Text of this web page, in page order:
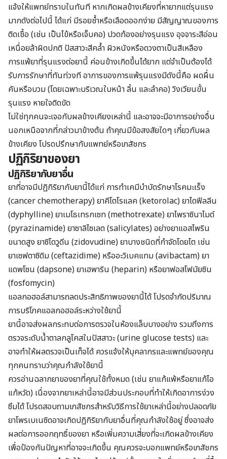
แจ้งให้แพทย์ทราบในทันที หากเกิดผลข้างเคียงที่หายากแต่รุนแรง
มากดังต่อไปนี้ ได้แก่ มีรอยช้ำหรือเลือดออกง่าย มีสัญญาณของการ
ติดเชื้อ (เช่น เป็นไข้หรือเจ็บคอ) ปวดท้องอย่างรุนแรง อุจจาระสีอ่อน
เหนื่อยล้าผิดปกติ ปัสสาวะสีคล้ำ ผิวหนังหรือดวงตาเป็นสีเหลือง
การแพ้ยาที่รุนแรงต่อยานี้ ค่อนข้างเกิดขึ้นได้ยาก แต่จำเป็นต้องได้
รับการรักษาที่ทันท่วงที อาการของการแพ้รุนแรงมีดังนี้คือ ผดผื่น
คันหรือบวม (โดยเฉพาะบริเวณใบหน้า ลิ้น และลำคอ) วิงเวียนขั้น
รุนแรง หายใจติดขัด
ไม่ใช่ทุกคนจะเจอกับผลข้างเคียงเหล่านี้ และอาจจะมีอาการอย่างอื่น
นอกเหนือจากที่กล่าวมาข้างต้น ถ้าคุณมีข้อสงสัยใดๆ เกี่ยวกับผล
ข้างเคียง โปรดปรึกษากับแพทย์หรือเภสัชกร
ปฏิกิริยาของยา
ปฏิกิริยากับยาอื่น
ยาที่อาจมีปฏิกิริยากับยานี้ได้แก่ การทำเคมีบำบัดรักษาโรคมะเร็ง
(cancer chemotherapy) ยาคีโตโรแลค (ketorolac) ยาไดฟีลลีน
(dyphylline) ยาเมโธเทรกเซท (methotrexate) ยาไพราซินาไมด์
(pyrazinamide) ยาซาลิไซเลต (salicylates) อย่างยาแอสไพริน
ขนาดสูง ยาซิโดวูดีน (zidovudine) ยาบางชนิดที่กำจัดโดยไต เช่น
ยาเซฟตาซิดิม (ceftazidime) หรืออะวิเบคแทม (avibactam) ยา
แดพโซน (dapsone) ยาเฮพาริน (heparin) หรือยาฟอสโฟมัยซิน
(fosfomycin)
แอลกอฮอล์สามารถลดประสิทธิภาพของยานี้ได้ โปรดจำกัดปริมาณ
การบริโภคแอลกอฮอล์ระหว่างใช้ยานี้
ยานี้อาจส่งผลกระทบต่อการตรวจในห้องแล็บบางอย่าง รวมถึงการ
ตรวจระดับน้ำตาลกลูโคสในปัสสาวะ (urine glucose tests) และ
อาจทำให้ผลตรวจเป็นเท็จได้ ควรแจ้งให้บุคลากรและแพทย์ของคุณ
ทุกคนทราบว่าคุณกำลังใช้ยานี้
ควรอ่านฉลากยาของยาที่คุณใช้ทั้งหมด (เช่น ยาแก้แพ้หรือยาแก้ไอ
แก้หวัด) เนื่องจากยาเหล่านี้อาจมีส่วนประกอบที่ทำให้เกิดอาการง่วง
ซึมได้ โปรดสอบถามเภสัชกรสำหรับวิธีการใช้ยาเหล่านี้อย่างปลอดภัย
ยาโพรเบเนซิดอาจเกิดปฏิกิริยากับยาอื่นที่คุณกำลังใช้อยู่ ซึ่งอาจส่ง
ผลต่อการออกฤทธิ์ของยา หรือเพิ่มความเสี่ยงที่จะเกิดผลข้างเคียง
เพื่อป้องกันปัญหาที่อาจจะเกิดขึ้น คุณควรจะบอกแพทย์หรือเภสัชกร